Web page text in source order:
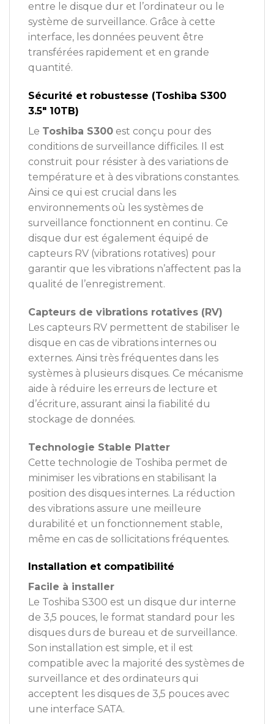
entre le disque dur et l’ordinateur ou le
système de surveillance. Grâce à cette
interface, les données peuvent être
transférées rapidement et en grande
quantité.
Sécurité et robustesse (Toshiba S300
3.5″ 10TB)
Le Toshiba S300 est conçu pour des
conditions de surveillance difficiles. Il est
construit pour résister à des variations de
température et à des vibrations constantes.
Ainsi ce qui est crucial dans les
environnements où les systèmes de
surveillance fonctionnent en continu. Ce
disque dur est également équipé de
capteurs RV (vibrations rotatives) pour
garantir que les vibrations n’affectent pas la
qualité de l’enregistrement.
Capteurs de vibrations rotatives (RV)
Les capteurs RV permettent de stabiliser le
disque en cas de vibrations internes ou
externes. Ainsi très fréquentes dans les
systèmes à plusieurs disques. Ce mécanisme
aide à réduire les erreurs de lecture et
d’écriture, assurant ainsi la fiabilité du
stockage de données.
Technologie Stable Platter
Cette technologie de Toshiba permet de
minimiser les vibrations en stabilisant la
position des disques internes. La réduction
des vibrations assure une meilleure
durabilité et un fonctionnement stable,
même en cas de sollicitations fréquentes.
Installation et compatibilité
Facile à installer
Le Toshiba S300 est un disque dur interne
de 3,5 pouces, le format standard pour les
disques durs de bureau et de surveillance.
Son installation est simple, et il est
compatible avec la majorité des systèmes de
surveillance et des ordinateurs qui
acceptent les disques de 3,5 pouces avec
une interface SATA.